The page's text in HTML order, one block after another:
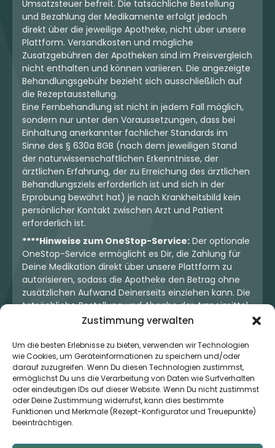
Zustimmung verwalten
Um die besten Erlebnisse zu bieten, verwenden wir Technologien
wie Cookies, um Geräteinformationen zu speichern und/oder
darauf zuzugreifen. Wenn Du diesen Technologien zustimmst,
ermöglichst Du uns die Verarbeitung von Daten wie Surfverhalten
oder eindeutigen IDs auf dieser Website. Wenn Du nicht zustimmst
oder Deine Zustimmung widerrufst, kann dies bestimmte
Funktionen und Merkmale (Rezept-Konfigurator und Treuepunkte)
beeinträchtigen.
Umsatzsteuer befreit. Die tatsächliche Bestellung
und Bezahlung der Medikamente erfolgt jedoch
direkt über die jeweilige Apotheke, nicht über unsere
Plattform. Versandkosten und mögliche
Zusatzgebühren der Apotheken sind im Preisvergleich
nicht enthalten und können variieren. Die angezeigte
Behandlungsgebühr bezieht sich ausschließlich auf
die Rezeptausstellung.
Eine Fernbehandlung ist nicht in jedem Fall möglich,
sondern nur unter den Voraussetzungen, dass bei
Einhaltung anerkannter fachlicher Standards im
Sinne des § 630a BGB (nach dem jeweiligen Stand
der naturwissenschaftlichen Erkenntnisse, der
ärztlichen Erfahrung, der zu Erreichung des ärztlichen
Behandlungsziels erforderlich ist und sich in der
Erprobung bewährt hat) je nach Krankheitsbild kein
persönlicher Kontakt zwischen Arzt und Patient
erforderlich ist.
****Hinweise zum OneStop-Service: Der optionale
OneStop-Service ermöglicht es Dir, die Zahlung für
Deine Medikation direkt über unsere Plattform zu
autorisieren, sodass die Apotheke den Betrag ohne
zusätzlichen Aufwand Deinerseits einziehen kann. Die
tatsächliche Bestellung und Abgabe der Arzneimittel
erfolgt jedoch ausschließlich über die jeweilige
Dir und der Apotheke. Unser OneStop-Service stellt
kein pharmazeutisches Angebot dar, sondern dient
lediglich der komfortablen Zahlungsabwicklung. Die
Nutzung ist freiwillig und hat keinerlei Einfluss auf die
ärztliche Therapieentscheidung oder die Wahl der
verschriebenen Medikation. Apotheken sind rechtlich
unabhängig und unterliegen den gesetzlichen